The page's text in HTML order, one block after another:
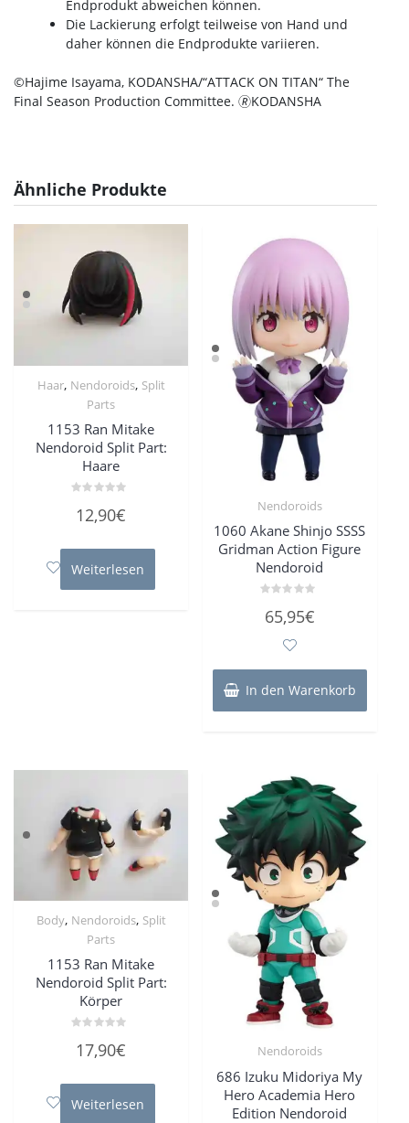
Endprodukt abweichen können.
Die Lackierung erfolgt teilweise von Hand und
daher können die Endprodukte variieren.
©Hajime Isayama, KODANSHA/“ATTACK ON TITAN“ The
Final Season Production Committee. 🄬KODANSHA
Ähnliche Produkte
Haar, Nendoroids, Split
Parts
1153 Ran Mitake
Nendoroid Split Part:
Haare
mit
5
12,90€
Weiterlesen
Nendoroids
1060 Akane Shinjo SSSS
Gridman Action Figure
Nendoroid
mit
65,95€
In den Warenkorb
Body, Nendoroids, Split
Parts
1153 Ran Mitake
Nendoroid Split Part:
Körper
mit
5
17,90€
Weiterlesen
Nendoroids
686 Izuku Midoriya My
Hero Academia Hero
Edition Nendoroid